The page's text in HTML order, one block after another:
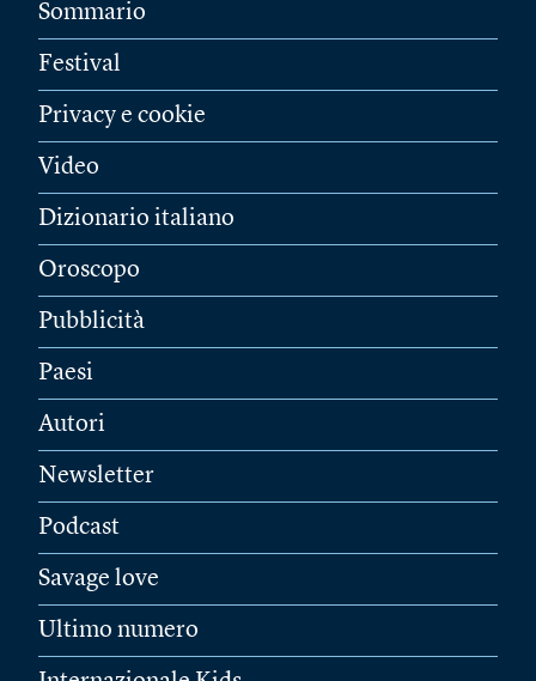
Sommario
Festival
Privacy e cookie
Video
Dizionario italiano
Oroscopo
Pubblicità
Paesi
Autori
Newsletter
Podcast
Savage love
Ultimo numero